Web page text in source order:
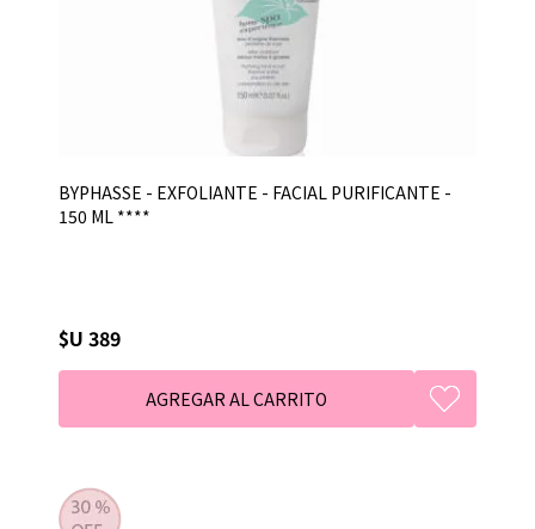
BYPHASSE - EXFOLIANTE - FACIAL PURIFICANTE -
150 ML ****
$U 389